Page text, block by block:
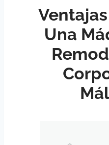
Una